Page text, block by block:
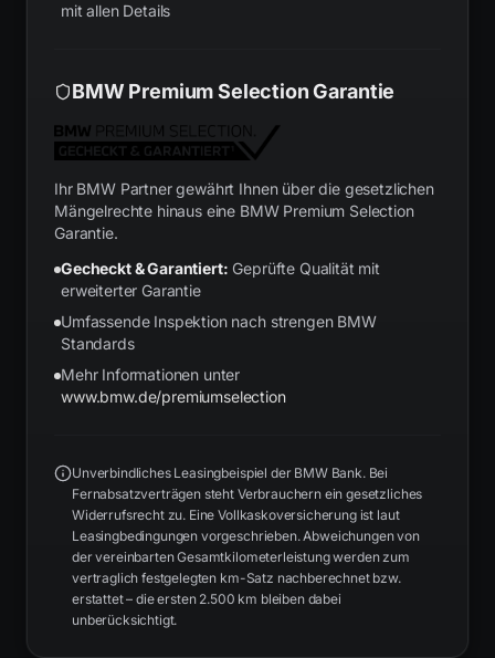
mit allen Details
BMW Premium Selection Garantie
Ihr BMW Partner gewährt Ihnen über die gesetzlichen
Mängelrechte hinaus eine BMW Premium Selection
Garantie.
Gecheckt & Garantiert: Geprüfte Qualität mit
erweiterter Garantie
Umfassende Inspektion nach strengen BMW
Standards
Mehr Informationen unter
www.bmw.de/premiumselection
Unverbindliches Leasingbeispiel der BMW Bank. Bei
Fernabsatzverträgen steht Verbrauchern ein gesetzliches
Widerrufsrecht zu. Eine Vollkaskoversicherung ist laut
Leasingbedingungen vorgeschrieben. Abweichungen von
der vereinbarten Gesamtkilometerleistung werden zum
vertraglich festgelegten km-Satz nachberechnet bzw.
erstattet – die ersten 2.500 km bleiben dabei
unberücksichtigt.